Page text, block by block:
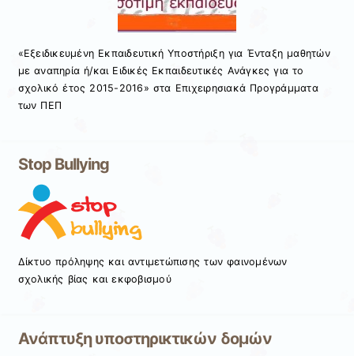
«Εξειδικευμένη Εκπαιδευτική Υποστήριξη για Ένταξη μαθητών
με αναπηρία ή/και Ειδικές Εκπαιδευτικές Ανάγκες για το
σχολικό έτος 2015-2016» στα Επιχειρησιακά Προγράμματα
των ΠΕΠ
Stop Bullying
Δίκτυο πρόληψης και αντιμετώπισης των φαινομένων
σχολικής βίας και εκφοβισμού
Ανάπτυξη υποστηρικτικών δομών